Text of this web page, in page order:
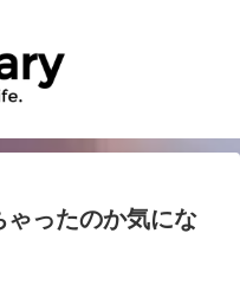
ったのか気にな